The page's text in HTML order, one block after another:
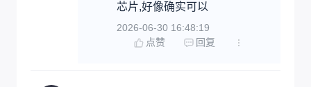
芯片,好像确实可以
2026-06-30 16:48:19
点赞
回复